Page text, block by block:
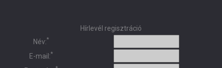
Hírlevél regisztráció
Név:*
E-mail:*